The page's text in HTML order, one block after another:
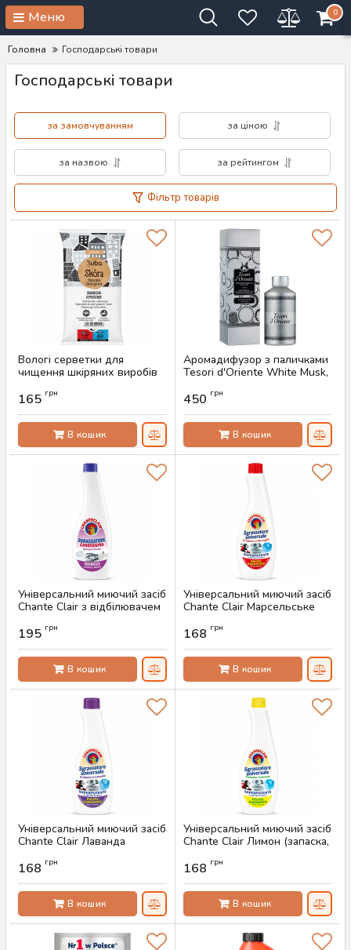
Меню 0
Головна Господарські товари
Господарські товари
за замовчуванням за ціною
за назвою за рейтингом
Фільтр товарів
Вологі серветки для
чищення шкіряних виробів
Артикул:
165 грн
В кошик
Аромадифузор з паличками
Tesori d'Oriente White Musk,
Артикул:
450 грн
В кошик
Універсальний миючий засіб
Chante Clair з відбілювачем
Артикул:
195 грн
В кошик
Універсальний миючий засіб
Chante Clair Марсельське
Артикул:
168 грн
В кошик
Універсальний миючий засіб
Chante Clair Лаванда
Артикул:
168 грн
В кошик
Універсальний миючий засіб
Chante Clair Лимон (запаска,
Артикул:
168 грн
В кошик